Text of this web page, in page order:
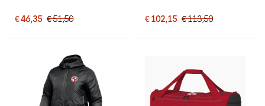
€ 46,35 € 51,50 € 102,15 € 113,50